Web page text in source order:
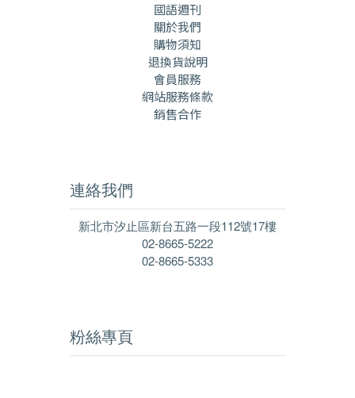
國語週刊
關於我們
購物須知
退換貨說明
會員服務
網站服務條款
銷售合作
連絡我們
新北市汐止區新台五路一段112號17樓
02-8665-5222
02-8665-5333
粉絲專頁